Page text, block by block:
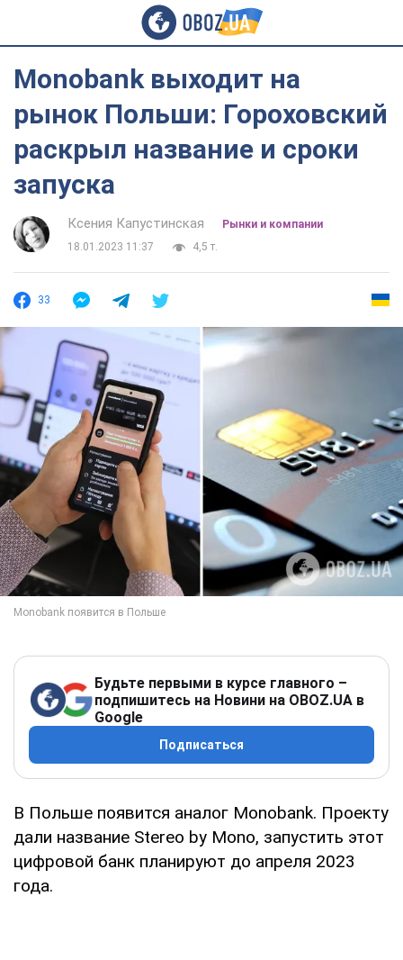
Monobank выходит на
рынок Польши: Гороховский
раскрыл название и сроки
запуска
Ксения Капустинская
Рынки и компании
18.01.2023 11:37
4,5 т.
33
Будьте первыми в курсе главного –
подпишитесь на Новини на OBOZ.UA в
Google
Подписаться
В Польше появится аналог Monobank. Проекту
дали название Stereo by Mono, запустить этот
цифровой банк планируют до апреля 2023
года.